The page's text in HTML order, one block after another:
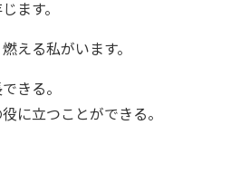
ます。
える私がいます。
きる。
に立つことができる。